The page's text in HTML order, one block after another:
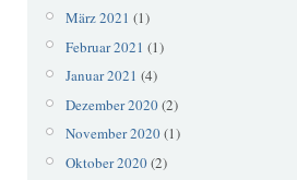
März 2021 (1)
Februar 2021 (1)
Januar 2021 (4)
Dezember 2020(2)
November 2020(1)
Oktober 2020(2)